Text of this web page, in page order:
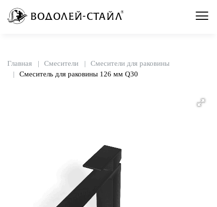
Главная Смесители
Смесители для раковины
Смеситель для раковины 126 мм Q30